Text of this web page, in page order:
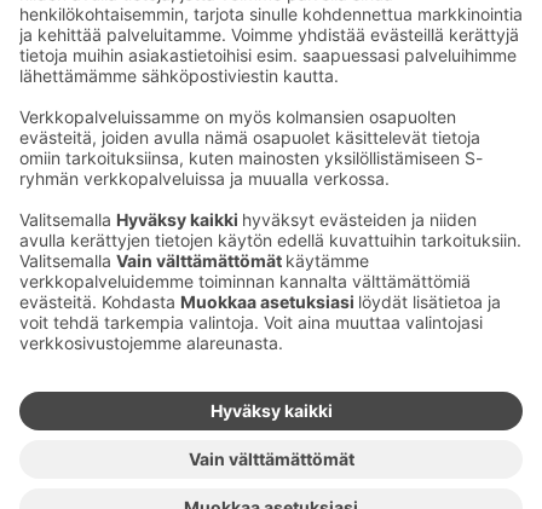
Sähköpostiosoitteet S-ryhmässä ovat muotoa
etunimi.sukunimi@sok.fi
Seuraa meitä:
Muuta evästeasetuksia